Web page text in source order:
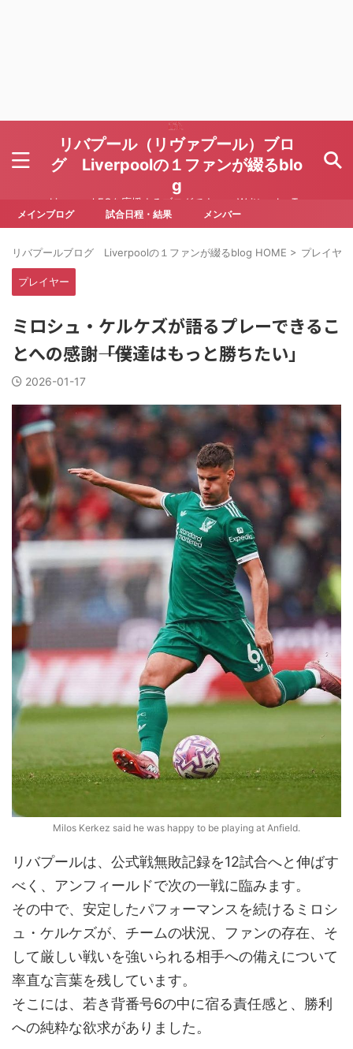
リバプール（リヴァプール）ブロ
グ Liverpoolの１ファンが綴るblo
g
Liverpool FCを応援するブログです Written by To
ru Yoda
メインブログ 試合日程・結果 メンバー
リバプールブログ Liverpoolの１ファンが綴るblog HOME > プレイヤー
プレイヤー
ミロシュ・ケルケズが語るプレーできるこ
とへの感謝――「僕達はもっと勝ちたい」
2026-01-17
Milos Kerkez said he was happy to be playing at Anfield.
リバプールは、公式戦無敗記録を12試合へと伸ばす
べく、アンフィールドで次の一戦に臨みます。
その中で、安定したパフォーマンスを続けるミロシ
ュ・ケルケズが、チームの状況、ファンの存在、そ
して厳しい戦いを強いられる相手への備えについて
率直な言葉を残しています。
そこには、若き背番号6の中に宿る責任感と、勝利
への純粋な欲求がありました。